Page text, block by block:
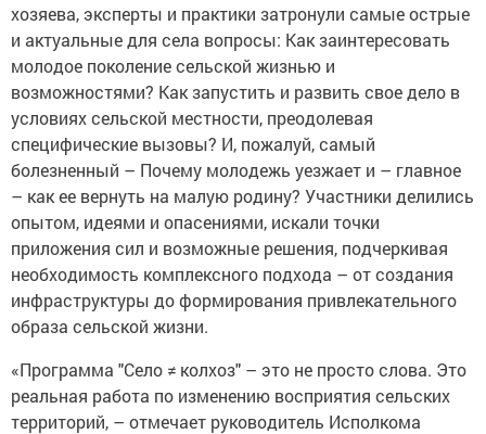
хозяева, эксперты и практики затронули самые острые
и актуальные для села вопросы: Как заинтересовать
молодое поколение сельской жизнью и
возможностями? Как запустить и развить свое дело в
условиях сельской местности, преодолевая
специфические вызовы? И, пожалуй, самый
болезненный – Почему молодежь уезжает и – главное
– как ее вернуть на малую родину? Участники делились
опытом, идеями и опасениями, искали точки
приложения сил и возможные решения, подчеркивая
необходимость комплексного подхода – от создания
инфраструктуры до формирования привлекательного
образа сельской жизни.
«Программа "Село ≠ колхоз" – это не просто слова. Это
реальная работа по изменению восприятия сельских
территорий, – отмечает руководитель Исполкома